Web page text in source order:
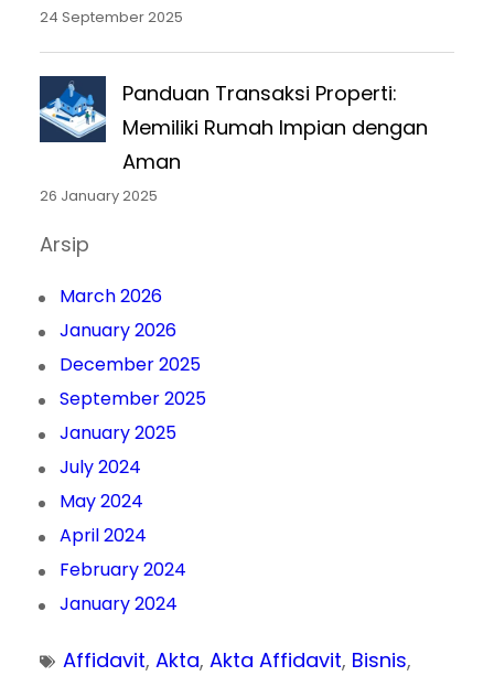
24 September 2025
Panduan Transaksi Properti:
Memiliki Rumah Impian dengan
Aman
26 January 2025
Arsip
March 2026
January 2026
December 2025
September 2025
January 2025
July 2024
May 2024
April 2024
February 2024
January 2024
Affidavit, Akta, Akta Affidavit, Bisnis